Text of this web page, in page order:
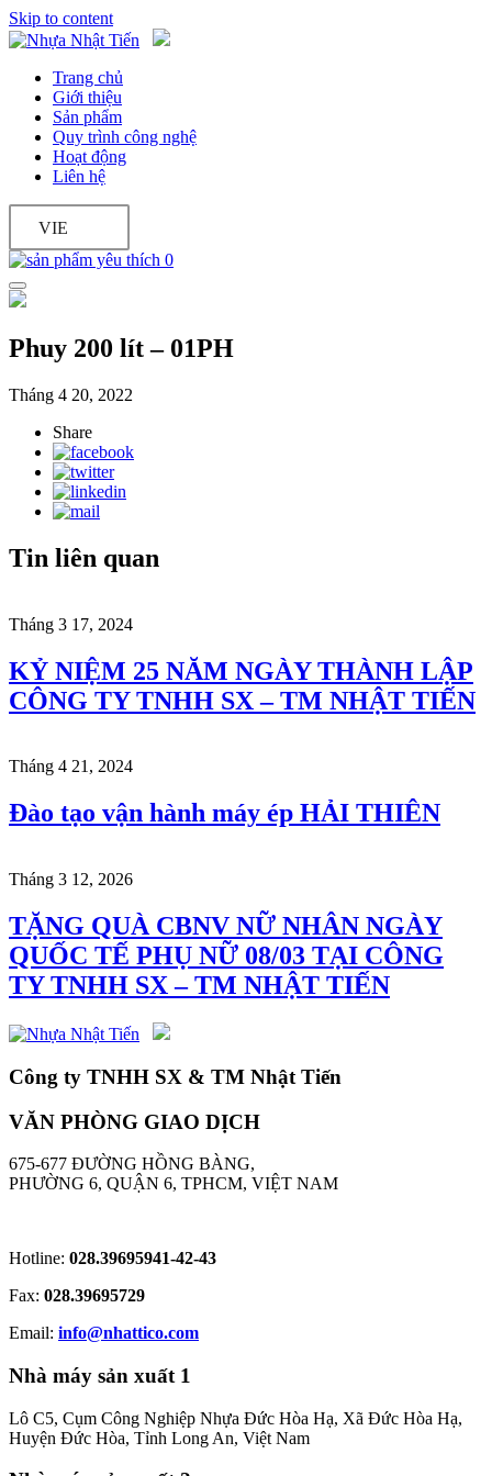
Skip to content
Trang chủ
Giới thiệu
Sản phẩm
Quy trình công nghệ
Hoạt động
Liên hệ
VIE
0
Phuy 200 lít – 01PH
Tháng 4 20, 2022
Share
Tin liên quan
Tháng 3 17, 2024
KỶ NIỆM 25 NĂM NGÀY THÀNH LẬP
CÔNG TY TNHH SX – TM NHẬT TIẾN
Tháng 4 21, 2024
Đào tạo vận hành máy ép HẢI THIÊN
Tháng 3 12, 2026
TẶNG QUÀ CBNV NỮ NHÂN NGÀY
QUỐC TẾ PHỤ NỮ 08/03 TẠI CÔNG
TY TNHH SX – TM NHẬT TIẾN
Công ty TNHH SX & TM Nhật Tiến
VĂN PHÒNG GIAO DỊCH
675-677 ĐƯỜNG HỒNG BÀNG,
PHƯỜNG 6, QUẬN 6, TPHCM, VIỆT NAM
Hotline: 028.39695941-42-43
Fax: 028.39695729
Email: info@nhattico.com
Nhà máy sản xuất 1
Lô C5, Cụm Công Nghiệp Nhựa Đức Hòa Hạ, Xã Đức Hòa Hạ,
Huyện Đức Hòa, Tỉnh Long An, Việt Nam